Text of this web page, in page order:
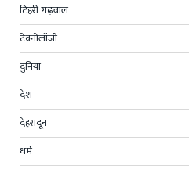
टिहरी गढ़वाल
टेक्नोलॉजी
दुनिया
देश
देहरादून
धर्म